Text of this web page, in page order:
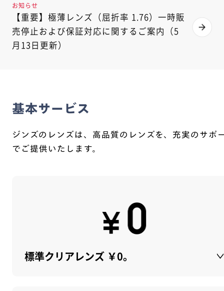
お知らせ
【重要】極薄レンズ（屈折率 1.76）一時販
売停止および保証対応に関するご案内（5
月13日更新）
基本サービス
ジンズのレンズは、高品質のレンズを、充実のサポ
でご提供いたします。
標準クリアレンズ ￥0。